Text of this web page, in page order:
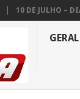
10 DE JULHO –
GERAL